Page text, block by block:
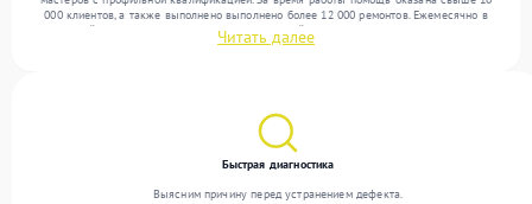
000 клиентов, а также выполнено выполнено более 12 000 ремонтов. Ежемесячно в
сервисный центр поступает более 300 обращений, включая , , . Мы выполняем ремонт
различного уровня сложности и гарантируем высокое качество обслуживания
Читать далее
Быстрая диагностика
Выясним причину перед устранением дефекта.